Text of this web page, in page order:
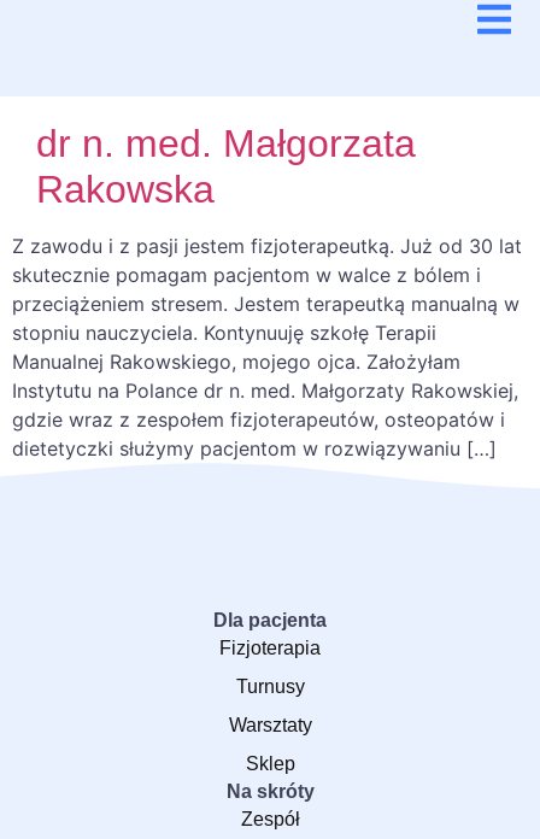
dr n. med. Małgorzata
Rakowska
Z zawodu i z pasji jestem fizjoterapeutką. Już od 30 lat
skutecznie pomagam pacjentom w walce z bólem i
przeciążeniem stresem. Jestem terapeutką manualną w
stopniu nauczyciela. Kontynuuję szkołę Terapii
Manualnej Rakowskiego, mojego ojca. Założyłam
Instytutu na Polance dr n. med. Małgorzaty Rakowskiej,
gdzie wraz z zespołem fizjoterapeutów, osteopatów i
dietetyczki służymy pacjentom w rozwiązywaniu […]
Dla pacjenta
Fizjoterapia
Turnusy
Warsztaty
Sklep
Na skróty
Zespół